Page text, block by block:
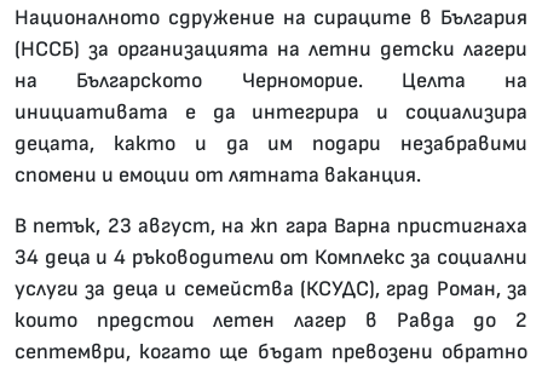
Националното сдружение на сираците в България
(НССБ) за организацията на летни детски лагери
на Българското Черноморие. Целта на
инициативата е да интегрира и социализира
децата, както и да им подари незабравими
спомени и емоции от лятната ваканция.
В петък, 23 август, на жп гара Варна пристигнаха
34 деца и 4 ръководители от Комплекс за социални
услуги за деца и семейства (КСУДС), град Роман, за
които предстои летен лагер в Равда до 2
септември, когато ще бъдат превозени обратно